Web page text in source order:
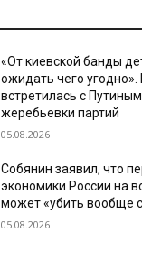
«От киевской банды
ожидать чего
встретилась с
жеребьевки партий
05.08.2026
Собянин заявил, что
экономики России на
может «убить вообще
05.08.2026